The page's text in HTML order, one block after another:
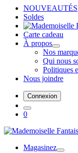
NOUVEAUTÉS
Soldes
Carte cadeau
À propos
Nos
Qui nous
Politiques
Nous joindre
Connexion
0
Magasinez